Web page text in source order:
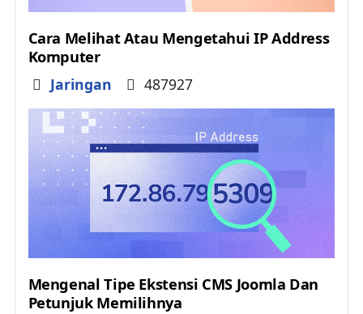
Cara Melihat Atau Mengetahui IP Address
Komputer
Details
Jaringan 487927
Mengenal Tipe Ekstensi CMS Joomla Dan
Petunjuk Memilihnya